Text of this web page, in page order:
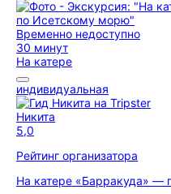
Временно недоступно
30 минут
На катере
индивидуальная
Никита
5,0
Рейтинг организатора
На катере «Барракуда» —